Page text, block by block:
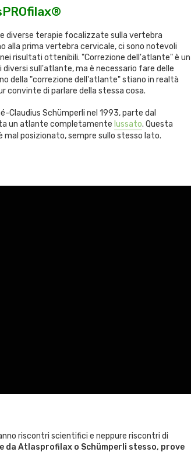
diverse terapie focalizzate sulla vertebra
alla prima vertebra cervicale, ci sono notevoli
risultati ottenibili. "Correzione dell'atlante" è un
sull'atlante, ma è necessario fare delle
della "correzione dell'atlante" stiano in realtà
convinte di parlare della stessa cosa.
Claudius Schümperli nel 1993, parte dal
un atlante completamente lussato. Questa
mal posizionato, sempre sullo stesso lato.
riscontri scientifici e neppure riscontri di
da Atlasprofilax o Schümperli stesso, prove